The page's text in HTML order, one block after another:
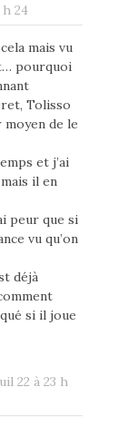
h 24
mais vu
pourquoi
Tolisso
de le
et j’ai
il en
peur que si
vu qu’on
déjà
si il joue
22 à 23 h